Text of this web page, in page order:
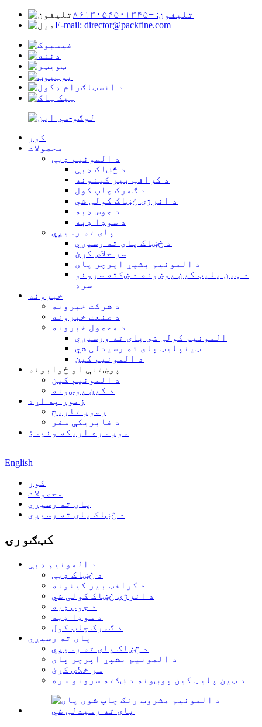
تلیفون: +۸۶۱۳۰۵۴۵۰۱۳۴۵
E-mail: director@packfine.com
کور
محصولات
د المونیم ډبې
د څښاک ډبې
د کرافټ بیر کینونه
د ګمرک چاپ کول
د انرژۍ څښاک کولی شي
د جوس ډبه
د سوډا ډبه
پای ته رسیږي
د څښاک پای ته رسیږي
سر خلاص کړئ
د المونیم بشپړ اپرچر پای
د ټین پلیټ کین پوښونه د ښکته سرونو
سره
خبرونه
د شرکت خبرونه
د صنعت خبرونه
د محصول خبرونه
المونیم کولی شي پای ته ورسیږي
ټینپلیټ پای ته رسیدلی شي
د المونیم کین
پوښتنې او ځوابونه
د المونیم کین
د کین پوښونه
زموږ په اړه
زموږ تاریخ
د فابریکې سفر
موږ سره اړیکه ونیسئ
English
کور
محصولات
پای ته رسیږي
د څښاک پای ته رسیږي
کټګورۍ
د المونیم ډبې
د څښاک ډبې
د کرافټ بیر کینونه
د انرژۍ څښاک کولی شي
د جوس ډبه
د سوډا ډبه
د ګمرک چاپ کول
پای ته رسیږي
د څښاک پای ته رسیږي
د المونیم بشپړ اپرچر پای
سر خلاص کړئ
د ټین پلیټ کین پوښونه د ښکته سرونو سره